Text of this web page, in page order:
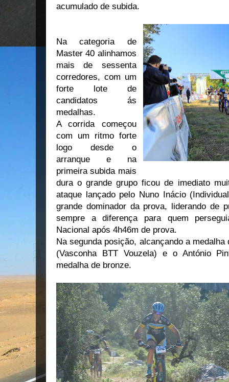
acumulado de subida.
Na categoria de
Master 40 alinhamos
mais de sessenta
corredores, com um
forte lote de
candidatos ás
medalhas.
A corrida começou
com um ritmo forte
logo desde o
arranque e na
primeira subida mais
dura o grande grupo ficou de imediato
ataque lançado pelo Nuno Inácio
grande dominador da prova, liderando de
sempre a diferença para quem
Nacional após 4h46m de prova.
Na segunda posição, alcançando a
(Vasconha BTT Vouzela) e o António
medalha de bronze.